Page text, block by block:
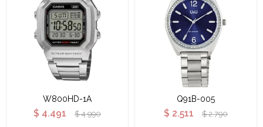
W800HD-1A
$ 4.491 $ 4.990
Q91B-005
$ 2.511 $ 2.790